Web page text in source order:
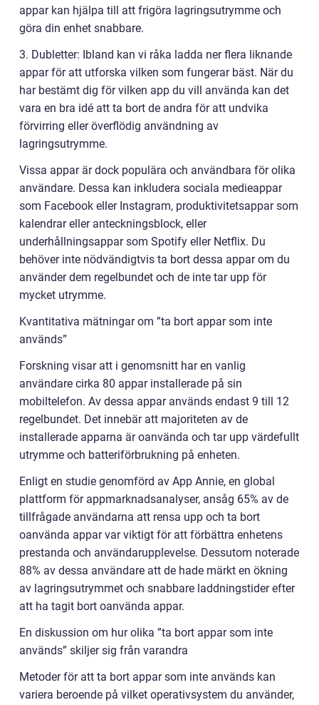
appar kan hjälpa till att frigöra lagringsutrymme och
göra din enhet snabbare.
3. Dubletter: Ibland kan vi råka ladda ner flera liknande
appar för att utforska vilken som fungerar bäst. När du
har bestämt dig för vilken app du vill använda kan det
vara en bra idé att ta bort de andra för att undvika
förvirring eller överflödig användning av
lagringsutrymme.
Vissa appar är dock populära och användbara för olika
användare. Dessa kan inkludera sociala medieappar
som Facebook eller Instagram, produktivitetsappar som
kalendrar eller anteckningsblock, eller
underhållningsappar som Spotify eller Netflix. Du
behöver inte nödvändigtvis ta bort dessa appar om du
använder dem regelbundet och de inte tar upp för
mycket utrymme.
Kvantitativa mätningar om ”ta bort appar som inte
används”
Forskning visar att i genomsnitt har en vanlig
användare cirka 80 appar installerade på sin
mobiltelefon. Av dessa appar används endast 9 till 12
regelbundet. Det innebär att majoriteten av de
installerade apparna är oanvända och tar upp värdefullt
utrymme och batteriförbrukning på enheten.
Enligt en studie genomförd av App Annie, en global
plattform för appmarknadsanalyser, ansåg 65% av de
tillfrågade användarna att rensa upp och ta bort
oanvända appar var viktigt för att förbättra enhetens
prestanda och användarupplevelse. Dessutom noterade
88% av dessa användare att de hade märkt en ökning
av lagringsutrymmet och snabbare laddningstider efter
att ha tagit bort oanvända appar.
En diskussion om hur olika ”ta bort appar som inte
används” skiljer sig från varandra
Metoder för att ta bort appar som inte används kan
variera beroende på vilket operativsystem du använder,